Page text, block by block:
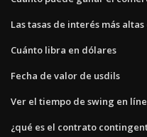
Las tasas de interés más
Cuánto libra en dólares
Fecha de valor de usdils
Ver el tiempo de swing en
¿qué es el contrato